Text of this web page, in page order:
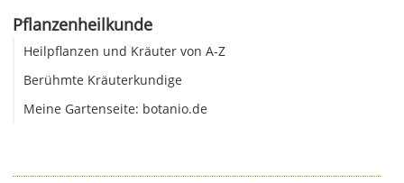
Pflanzenheilkunde
Heilpflanzen und Kräuter von A-Z
Berühmte Kräuterkundige
Meine Gartenseite: botanio.de